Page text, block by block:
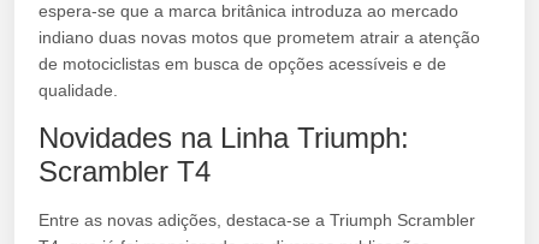
espera-se que a marca britânica introduza ao mercado
indiano duas novas motos que prometem atrair a atenção
de motociclistas em busca de opções acessíveis e de
qualidade.
Novidades na Linha Triumph:
Scrambler T4
Entre as novas adições, destaca-se a Triumph Scrambler